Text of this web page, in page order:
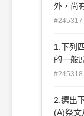
外，尚
(C)司馬
#245317
1.下列
的一般
眾纔一
乙；丙
乙；丁
#245318
2.選出
(A)祭文